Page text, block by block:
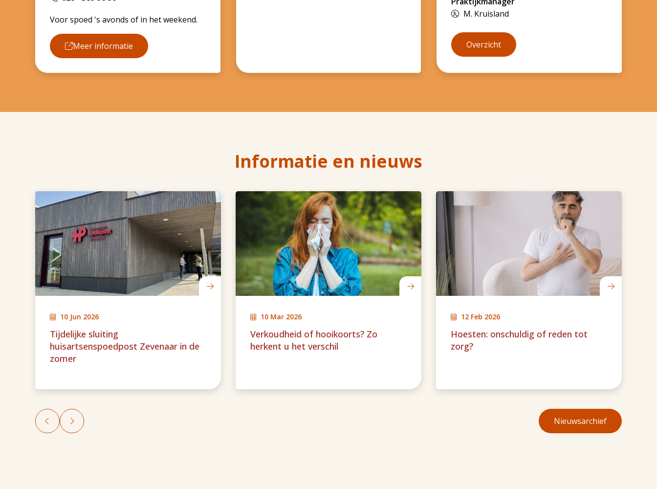
Voor spoed 's avonds of in het weekend.
Meer informatie
M. Kruisland
Overzicht
Informatie en nieuws
10 Jun 2026
Tijdelijke sluiting
huisartsenspoedpost Zevenaar in de
zomer
10 Mar 2026
Verkoudheid of hooikoorts? Zo
herkent u het verschil
12 Feb 2026
Hoesten: onschuldig of reden tot
zorg?
Nieuwsarchief